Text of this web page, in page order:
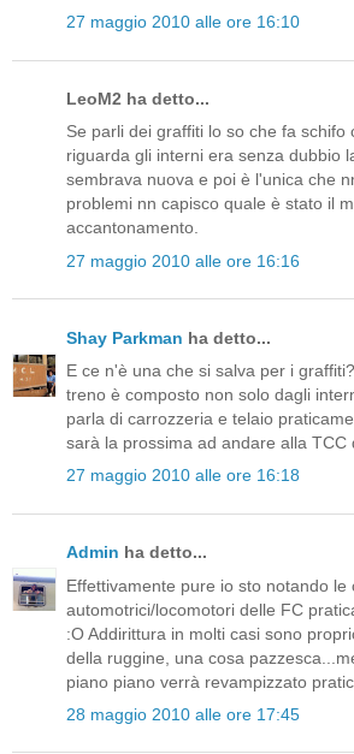
27 maggio 2010 alle ore 16:10
LeoM2 ha detto...
Se parli dei graffiti lo so che fa schifo
riguarda gli interni era senza dubbio
sembrava nuova e poi è l'unica che
problemi nn capisco quale è stato il
accantonamento.
27 maggio 2010 alle ore 16:16
Shay Parkman ha detto...
E ce n'è una che si salva per i
treno è composto non solo dagli
parla di carrozzeria e telaio
sarà la prossima ad andare alla TCC
27 maggio 2010 alle ore 16:18
Admin ha detto...
Effettivamente pure io sto notando le
automotrici/locomotori delle FC
:O Addirittura in molti casi sono
della ruggine, una cosa
piano piano verrà revampizzato
28 maggio 2010 alle ore 17:45